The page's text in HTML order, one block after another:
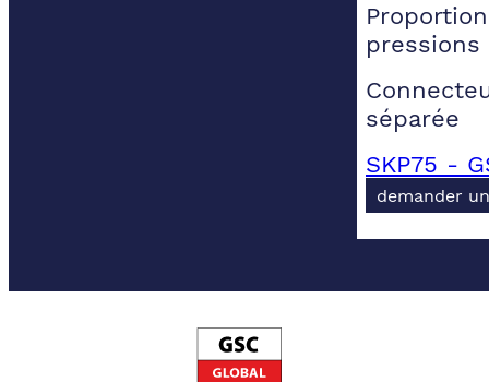
pressions
séparée
SKP75 -
demander